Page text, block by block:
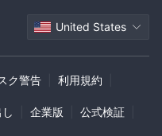
United States
ク警告 利用規約
企業版 公式検証